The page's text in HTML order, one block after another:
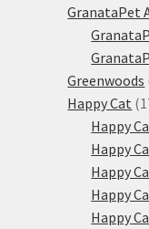
GranataPet
Greenwoods
Happy Cat
Happy
Happy
Happy
Happy
Happy